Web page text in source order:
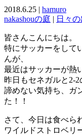
2018.6.25 | hamuro
nakashouの庭 | 日々
皆さんこんにちは。
特にサッカーをして
んが、
最近はサッカーが熱
昨日もセネガルと2-2
諦めない気持ち、ガ
た！！
さて、今日は食べら
ワイルドストロベリ